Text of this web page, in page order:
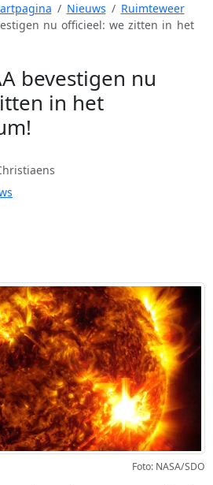
Nieuws
Ruimteweer
nu officieel: we zitten in het
bevestigen nu
in het
Foto: NASA/SDO